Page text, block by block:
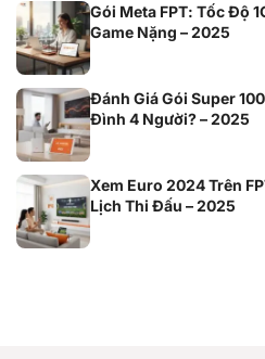
Gói Meta FPT: Tốc Độ
Game Nặng – 2025
Đánh Giá Gói Super
Đình 4 Người? – 2025
Xem Euro 2024 Trên
Lịch Thi Đấu – 2025